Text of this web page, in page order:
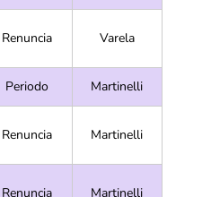
Renuncia Varela
Periodo Martinelli
Renuncia Martinelli
Renuncia Martinelli